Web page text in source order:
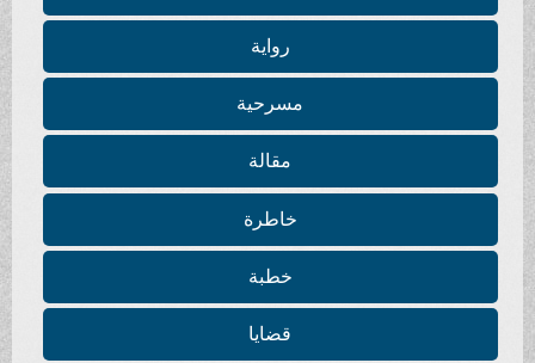
رواية
مسرحية
مقالة
خاطرة
خطبة
قضايا